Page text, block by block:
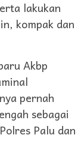
lakukan
kompak dan
Akbp
pernah
sebagai
Palu dan